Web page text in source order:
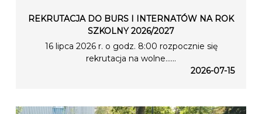
REKRUTACJA DO BURS I INTERNATÓW NA ROK
SZKOLNY 2026/2027
16 lipca 2026 r. o godz. 8:00 rozpocznie się
rekrutacja na wolne…...
2026-07-15